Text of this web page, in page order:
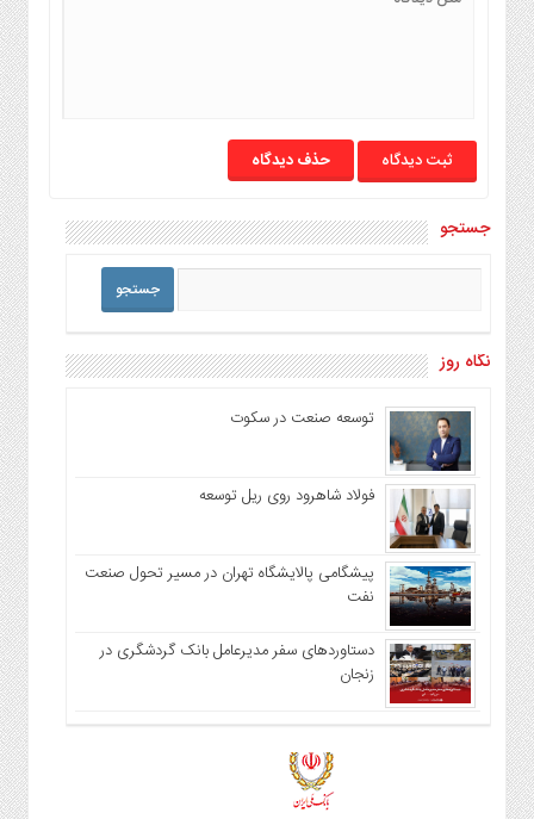
حذف دیدگاه
جستجو
نگاه روز
توسعه صنعت در سکوت
فولاد شاهرود روی ریل توسعه
پیشگامی پالایشگاه تهران در مسیر تحول صنعت
نفت
دستاوردهای سفر مدیرعامل بانک گردشگری در
زنجان